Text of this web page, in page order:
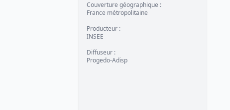
Couverture géographique :
France métropolitaine
Producteur :
INSEE
Diffuseur :
Progedo-Adisp